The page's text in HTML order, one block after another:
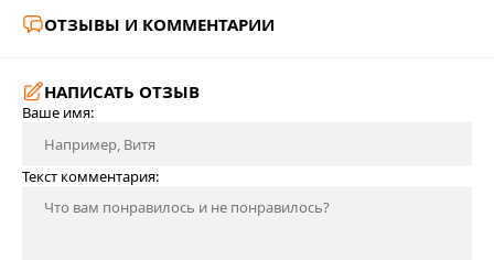
ОТЗЫВЫ И КОММЕНТАРИИ
НАПИСАТЬ ОТЗЫВ
Ваше имя:
Текст комментария: